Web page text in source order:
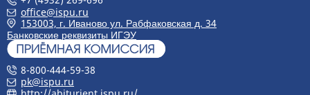
office@ispu.ru
153003, г. Иваново ул. Рабфаковская д. 34
Банковские реквизиты ИГЭУ
8-800-444-59-38
pk@ispu.ru